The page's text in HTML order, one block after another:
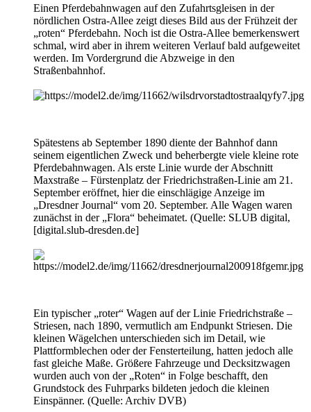
Einen Pferdebahnwagen auf den Zufahrtsgleisen in der
nördlichen Ostra-Allee zeigt dieses Bild aus der Frühzeit der
„roten“ Pferdebahn. Noch ist die Ostra-Allee bemerkenswert
schmal, wird aber in ihrem weiteren Verlauf bald aufgeweitet
werden. Im Vordergrund die Abzweige in den
Straßenbahnhof.
Spätestens ab September 1890 diente der Bahnhof dann
seinem eigentlichen Zweck und beherbergte viele kleine rote
Pferdebahnwagen. Als erste Linie wurde der Abschnitt
Maxstraße – Fürstenplatz der Friedrichstraßen-Linie am 21.
September eröffnet, hier die einschlägige Anzeige im
„Dresdner Journal“ vom 20. September. Alle Wagen waren
zunächst in der „Flora“ beheimatet. (Quelle: SLUB digital,
[digital.slub-dresden.de]
Ein typischer „roter“ Wagen auf der Linie Friedrichstraße –
Striesen, nach 1890, vermutlich am Endpunkt Striesen. Die
kleinen Wägelchen unterschieden sich im Detail, wie
Plattformblechen oder der Fensterteilung, hatten jedoch alle
fast gleiche Maße. Größere Fahrzeuge und Decksitzwagen
wurden auch von der „Roten“ in Folge beschafft, den
Grundstock des Fuhrparks bildeten jedoch die kleinen
Einspänner. (Quelle: Archiv DVB)